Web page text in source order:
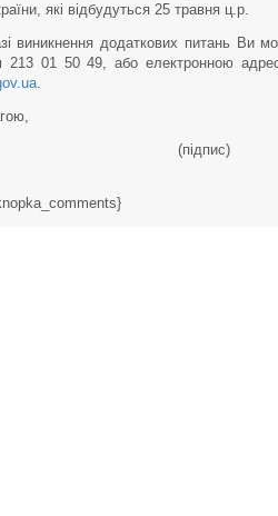
які відбудуться 25 травня ц.р.
виникнення додаткових питань Ви
213 01 50 49, або електронною
.